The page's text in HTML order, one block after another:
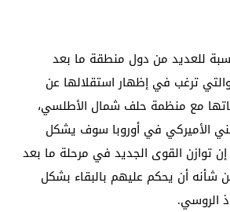
للعديد من دول منطقة ما بعد
والتي ترغب في إظهار استقلالها عن
مع منظمة حلف شمال الأطلسي،
​​الأميركي في أوروبا سوف يشكل
إن توازن القوى الجديد في مرحلة ما بعد
شأنه أن يحكم عليهم بالبقاء بشكل
الروسي.